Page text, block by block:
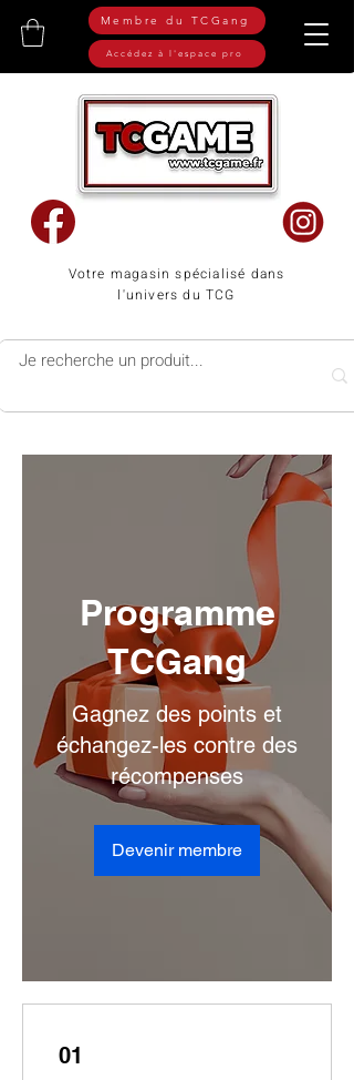
Votre magasin spécialisé dans
l'univers du TCG
Membre du TCGang
Accédez à l'espace pro
Programme
TCGang
Gagnez des points et
échangez-les contre des
récompenses
Devenir membre
01